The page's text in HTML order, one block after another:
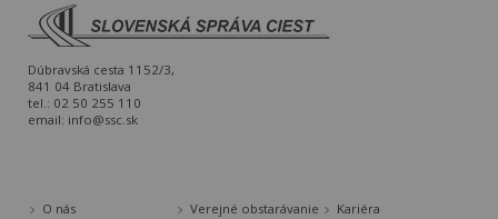
Dúbravská cesta 1152/3,
841 04 Bratislava
tel.: 02 50 255 110
email: info@ssc.sk
O nás Verejné obstarávanie
Kariéra